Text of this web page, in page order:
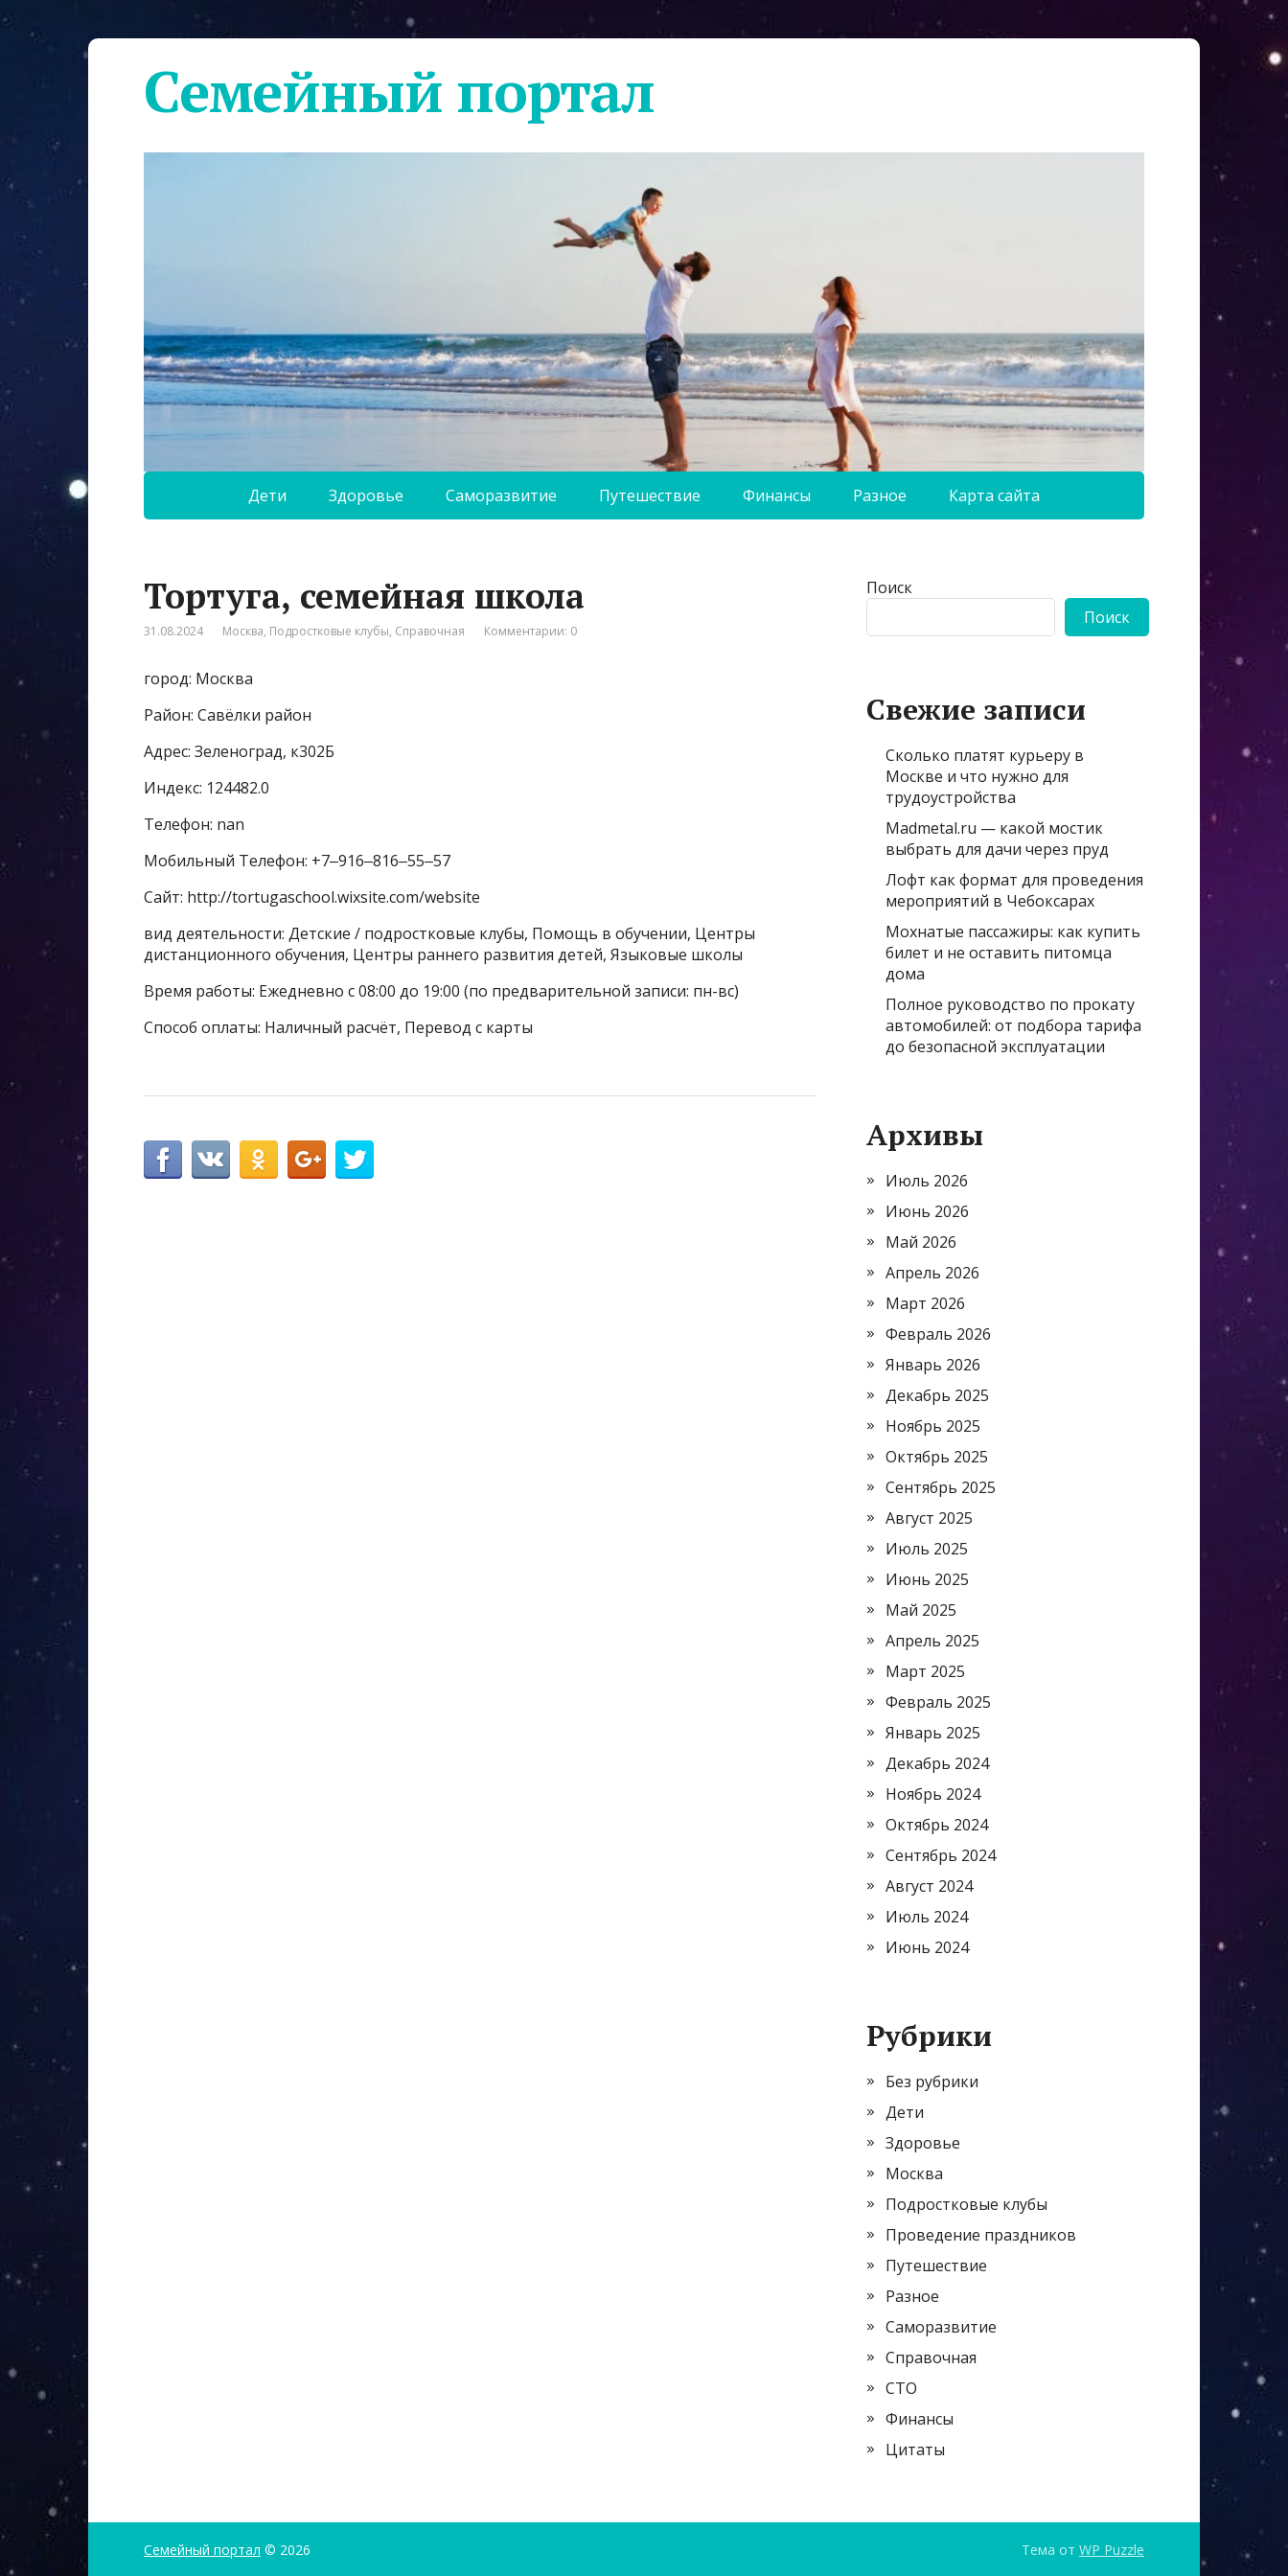
Семейный портал
Дети Здоровье Саморазвитие Путешествие Финансы Разное Карта сайта
Тортуга, семейная школа
31.08.2024 Москва, Подростковые клубы, Справочная Комментарии: 0
город: Москва
Район: Савёлки район
Адрес: Зеленоград, к302Б
Индекс: 124482.0
Телефон: nan
Мобильный Телефон: +7‒916‒816‒55‒57
Сайт: http://tortugaschool.wixsite.com/website
вид деятельности: Детские / подростковые клубы, Помощь в обучении, Центры
дистанционного обучения, Центры раннего развития детей, Языковые школы
Время работы: Ежедневно с 08:00 до 19:00 (по предварительной записи: пн-вс)
Способ оплаты: Наличный расчёт, Перевод с карты
Поиск
Поиск
Свежие записи
Сколько платят курьеру в
Москве и что нужно для
трудоустройства
Madmetal.ru — какой мостик
выбрать для дачи через пруд
Лофт как формат для проведения
мероприятий в Чебоксарах
Мохнатые пассажиры: как купить
билет и не оставить питомца
дома
Полное руководство по прокату
автомобилей: от подбора тарифа
до безопасной эксплуатации
Архивы
Июль 2026
Июнь 2026
Май 2026
Апрель 2026
Март 2026
Февраль 2026
Январь 2026
Декабрь 2025
Ноябрь 2025
Октябрь 2025
Сентябрь 2025
Август 2025
Июль 2025
Июнь 2025
Май 2025
Апрель 2025
Март 2025
Февраль 2025
Январь 2025
Декабрь 2024
Ноябрь 2024
Октябрь 2024
Сентябрь 2024
Август 2024
Июль 2024
Июнь 2024
Рубрики
Без рубрики
Дети
Здоровье
Москва
Подростковые клубы
Проведение праздников
Путешествие
Разное
Саморазвитие
Справочная
СТО
Финансы
Цитаты
Семейный портал © 2026 Тема от WP Puzzle